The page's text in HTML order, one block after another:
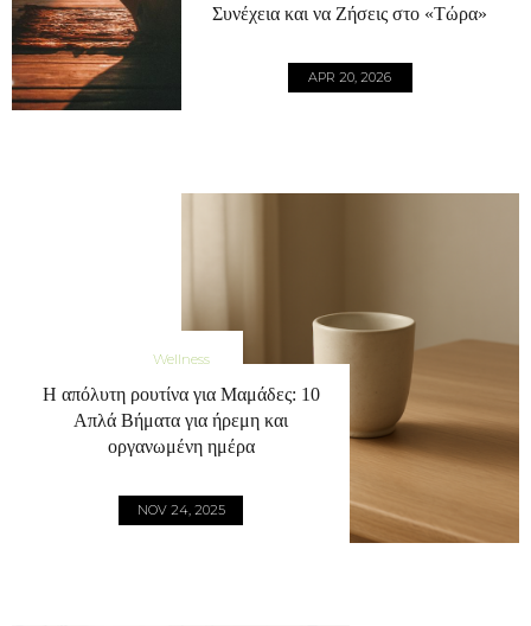
Συνέχεια και να Ζήσεις στο «Τώρα»
APR 20, 2026
Wellness
Η απόλυτη ρουτίνα για Μαμάδες: 10
Απλά Βήματα για ήρεμη και
οργανωμένη ημέρα
NOV 24, 2025